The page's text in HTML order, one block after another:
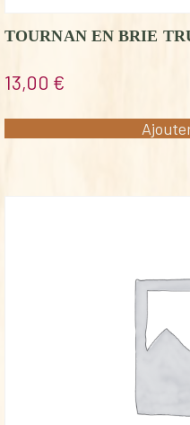
TOURNAN EN BRIE
13,00 €